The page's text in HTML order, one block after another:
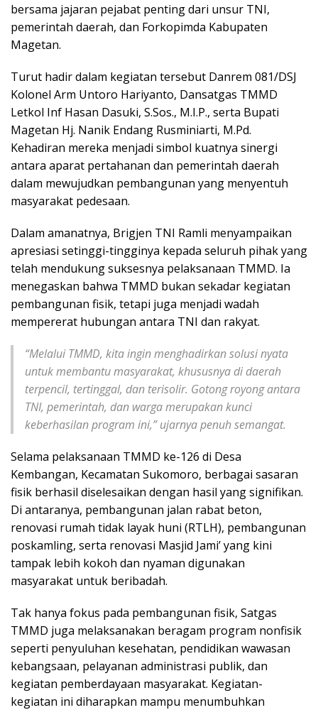
bersama jajaran pejabat penting dari unsur TNI,
pemerintah daerah, dan Forkopimda Kabupaten
Magetan.
Turut hadir dalam kegiatan tersebut Danrem 081/DSJ
Kolonel Arm Untoro Hariyanto, Dansatgas TMMD
Letkol Inf Hasan Dasuki, S.Sos., M.I.P., serta Bupati
Magetan Hj. Nanik Endang Rusminiarti, M.Pd.
Kehadiran mereka menjadi simbol kuatnya sinergi
antara aparat pertahanan dan pemerintah daerah
dalam mewujudkan pembangunan yang menyentuh
masyarakat pedesaan.
Dalam amanatnya, Brigjen TNI Ramli menyampaikan
apresiasi setinggi-tingginya kepada seluruh pihak yang
telah mendukung suksesnya pelaksanaan TMMD. Ia
menegaskan bahwa TMMD bukan sekadar kegiatan
pembangunan fisik, tetapi juga menjadi wadah
mempererat hubungan antara TNI dan rakyat.
“Melalui TMMD, kita ingin menghadirkan solusi nyata
untuk membantu masyarakat, khususnya di daerah
terpencil, tertinggal, dan terisolir. Gotong royong antara
TNI, pemerintah, dan warga merupakan kunci
keberhasilan program ini,” ujarnya penuh semangat.
Selama pelaksanaan TMMD ke-126 di Desa
Kembangan, Kecamatan Sukomoro, berbagai sasaran
fisik berhasil diselesaikan dengan hasil yang signifikan.
Di antaranya, pembangunan jalan rabat beton,
renovasi rumah tidak layak huni (RTLH), pembangunan
poskamling, serta renovasi Masjid Jami’ yang kini
tampak lebih kokoh dan nyaman digunakan
masyarakat untuk beribadah.
Tak hanya fokus pada pembangunan fisik, Satgas
TMMD juga melaksanakan beragam program nonfisik
seperti penyuluhan kesehatan, pendidikan wawasan
kebangsaan, pelayanan administrasi publik, dan
kegiatan pemberdayaan masyarakat. Kegiatan-
kegiatan ini diharapkan mampu menumbuhkan